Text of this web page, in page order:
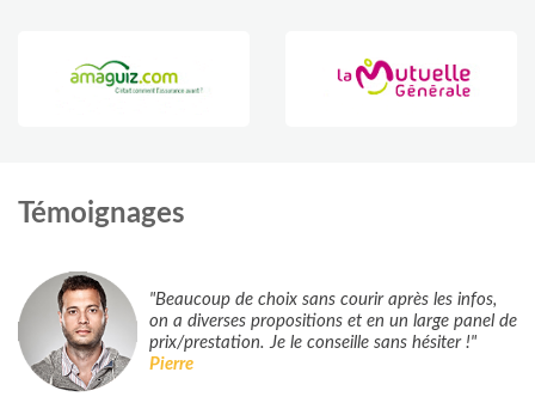
Témoignages
"Beaucoup de choix sans courir après les infos,
on a diverses propositions et en un large panel de
prix/prestation. Je le conseille sans hésiter !"
Pierre